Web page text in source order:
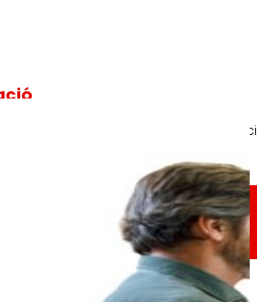
de la nostra Fundació impulsem